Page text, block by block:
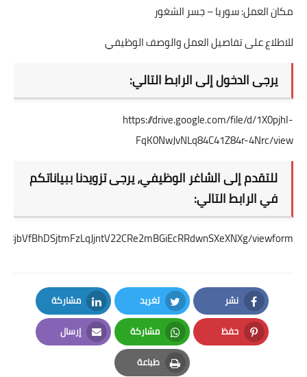
مكان العمل: سوريا – جسر الشغور
للاطلاع على تفاصيل العمل والوصف الوظيفي
يرجى الدخول إلى الرابط التالي:
https://drive.google.com/file/d/1X0pjhI-
FqK0NwJvNLq84C41Z84r-4Nrc/view
للتقدم إلى الشاغر الوظيفي، يرجى تزويدنا ببياناتكم
في الرابط التالي:
viewform
نشر
Facebook
تغريد
Twitter
مشاركة
LinkedIn
حفظ
Pinterest
مشاركة
Whatsapp
إرسال
Email
طباعة